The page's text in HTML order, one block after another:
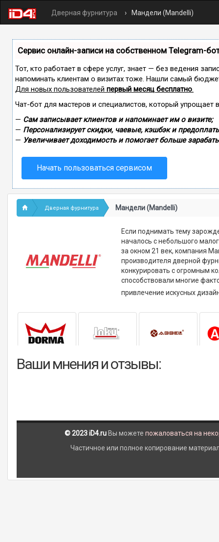
Дверная фурнитура Мандели (Mandelli)
Сервис онлайн-записи на собственном Telegram-
Тот, кто работает в сфере услуг, знает — без ведения
напоминать клиентам о визитах тоже. Нашли самый
Для новых пользователей первый месяц бесплатно.
Чат-бот для мастеров и специалистов, который упрощает
— Сам записывает клиентов и напоминает им о визите;
— Персонализирует скидки, чаевые, кэшбэк и
— Увеличивает доходимость и помогает больше
Начать пользоваться сервисом
Дверная фурнитура Мандели (Mandelli)
Если поднимать тему
началось с небольшого
за окном 21 век, компания
производителя дверной
конкурировать с огромным
способствовали многие
привлечение искусных
Ваши мнения и отзывы:
© 2023 iD4.ru Вы можете пожаловаться на
Частичное или полное копирование